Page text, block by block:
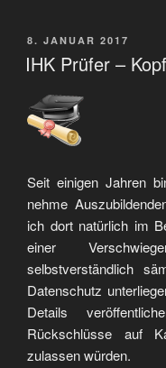
VERÖFFENTLICHT
AM
8. JANUAR 2017
IHK Prüfer –
Seit einigen Jahren
nehme
ich dort natürlich im
einer
selbstverständlich
Datenschutz
Details
Rückschlüsse auf
zulassen würden.